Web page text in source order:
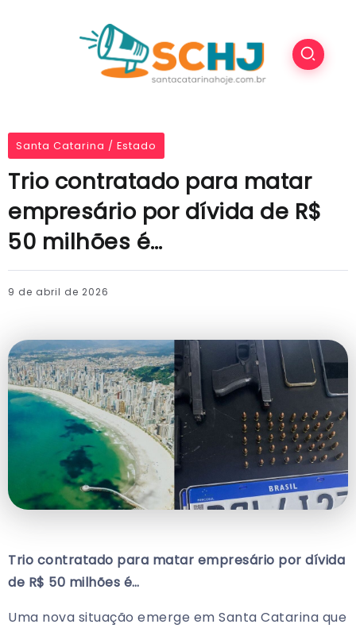
Santa Catarina / Estado
Trio contratado para matar
empresário por dívida de R$
50 milhões é…
9 de abril de 2026
Trio contratado para matar empresário por dívida
de R$ 50 milhões é…
Uma nova situação emerge em Santa Catarina que